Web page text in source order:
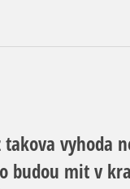
takova vyhoda
budou mit v